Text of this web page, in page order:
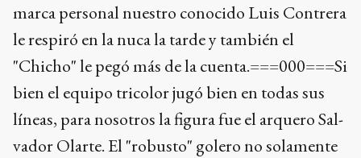
marca personal nuestro conocido Luis Contrera
le respiró en la nuca la tarde y también el
"Chicho" le pegó más de la cuenta.===000===Si
bien el equipo tricolor jugó bien en todas sus
líneas, para nosotros la figura fue el arquero Sal-
vador Olarte. El "robusto" golero no solamente